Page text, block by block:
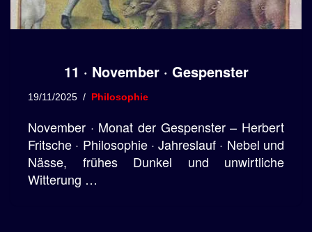
11 · November · Gespenster
19/11/2025 Philosophie
November · Monat der Gespenster – Herbert
Fritsche · Philosophie · Jahreslauf · Nebel und
Nässe, frühes Dunkel und unwirtliche
Witterung …